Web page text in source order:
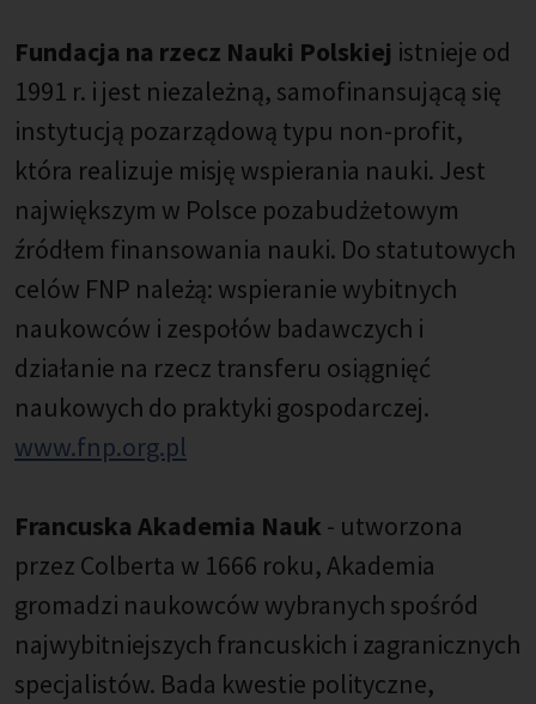
Fundacja na rzecz Nauki Polskiej istnieje od
1991 r. i jest niezależną, samofinansującą się
instytucją pozarządową typu non-profit,
która realizuje misję wspierania nauki. Jest
największym w Polsce pozabudżetowym
źródłem finansowania nauki. Do statutowych
celów FNP należą: wspieranie wybitnych
naukowców i zespołów badawczych i
działanie na rzecz transferu osiągnięć
naukowych do praktyki gospodarczej.
www.fnp.org.pl
Francuska Akademia Nauk - utworzona
przez Colberta w 1666 roku, Akademia
gromadzi naukowców wybranych spośród
najwybitniejszych francuskich i zagranicznych
specjalistów. Bada kwestie polityczne,